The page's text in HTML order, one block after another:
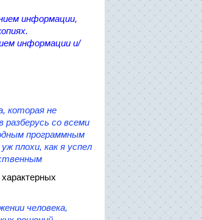
информации,
информации и/
которая не
разберусь со всеми
программным
плохи, как я успел
человека,